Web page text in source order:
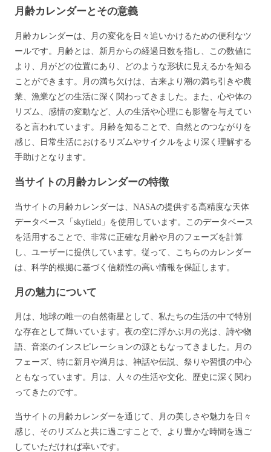
月齢カレンダーとその意義
月齢カレンダーは、月の変化を日々追いかけるための便利なツ
ールです。月齢とは、新月からの経過日数を指し、この数値に
より、月がどの位置にあり、どのような形状に見えるかを知る
ことができます。月の満ち欠けは、古来より潮の満ち引きや農
業、漁業などの生活に深く関わってきました。また、心や体の
リズム、感情の変動など、人の生活や心理にも影響を与えてい
ると言われています。月齢を知ることで、自然とのつながりを
感じ、日常生活におけるリズムやサイクルをより深く理解する
手助けとなります。
当サイトの月齢カレンダーの特徴
当サイトの月齢カレンダーは、NASAの提供する高精度な天体
データベース「skyfield」を使用しています。このデータベース
を活用することで、非常に正確な月齢や月のフェーズを計算
し、ユーザーに提供しています。従って、こちらのカレンダー
は、科学的根拠に基づく信頼性の高い情報を保証します。
月の魅力について
月は、地球の唯一の自然衛星として、私たちの生活の中で特別
な存在として輝いています。夜の空に浮かぶ月の光は、詩や物
語、音楽のインスピレーションの源ともなってきました。月の
フェーズ、特に新月や満月は、神話や伝説、祭りや習慣の中心
ともなっています。月は、人々の生活や文化、歴史に深く関わ
ってきたのです。
当サイトの月齢カレンダーを通じて、月の美しさや魅力を日々
感じ、そのリズムと共に過ごすことで、より豊かな時間を過ご
していただければ幸いです。